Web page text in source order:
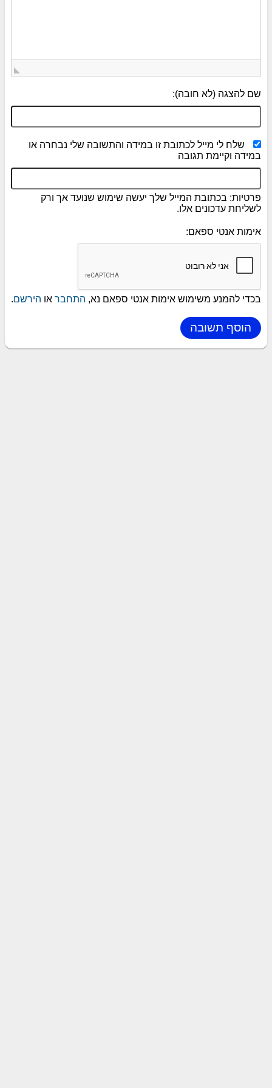
שם להצגה (לא חובה):
שלח לי מייל לכתובת זו במידה והתשובה שלי נבחרה או
במידה וקיימת תגובה
פרטיות: בכתובת המייל שלך יעשה שימוש שנועד אך ורק
לשליחת עדכונים אלו.
אימות אנטי ספאם:
בכדי להמנע משימוש אימות אנטי ספאם נא, התחבר או הירשם.